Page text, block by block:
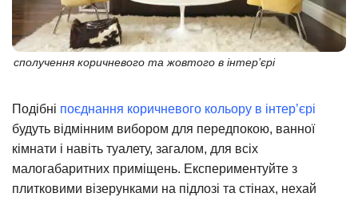
сполучення коричневого та жовтого в інтер’єрі
Подібні поєднання коричневого кольору в інтер’єрі
будуть відмінним вибором для передпокою, ванної
кімнати і навіть туалету, загалом, для всіх
малогабаритних приміщень. Експериментуйте з
плитковими візерунками на підлозі та стінах, нехай